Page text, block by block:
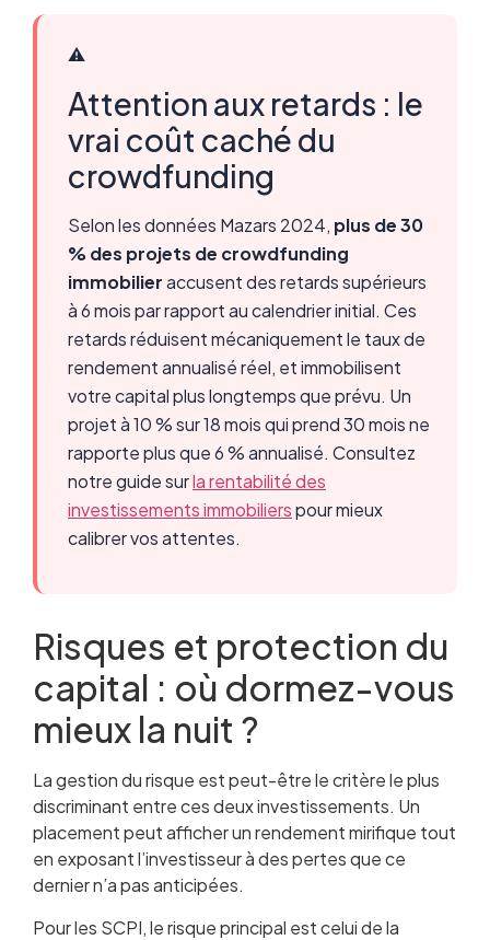
⚠️
Attention aux retards : le
vrai coût caché du
crowdfunding
Selon les données Mazars 2024, plus de 30
% des projets de crowdfunding
immobilieraccusent des retards supérieurs
à 6 mois par rapport au calendrier initial. Ces
retards réduisent mécaniquement le taux de
rendement annualisé réel, et immobilisent
votre capital plus longtemps que prévu. Un
projet à 10 % sur 18 mois qui prend 30 mois ne
rapporte plus que 6 % annualisé. Consultez
notre guide surla rentabilité des
investissements immobilierspour mieux
calibrer vos attentes.
Risques et protection du
capital : où dormez-vous
mieux la nuit ?
La gestion du risque est peut-être le critère le plus
discriminant entre ces deux investissements. Un
placement peut afficher un rendement mirifique tout
en exposant l’investisseur à des pertes que ce
dernier n’a pas anticipées.
Pour les SCPI, le risque principal est celui de la